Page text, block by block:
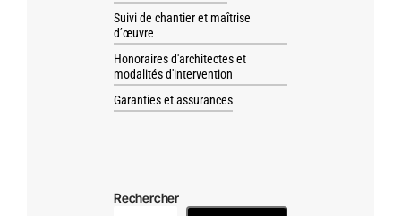
Suivi de chantier et maîtrise
d’œuvre
Honoraires d'architectes et
modalités d'intervention
Garanties et assurances
Rechercher